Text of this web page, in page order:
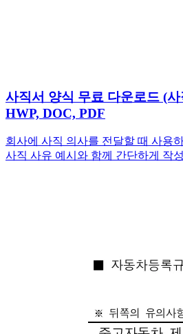
사직서 양식 무료 다운로드 (
HWP, DOC, PDF
회사에 사직 의사를 전달할 때 사용
사직 사유 예시와 함께 간단하게 작